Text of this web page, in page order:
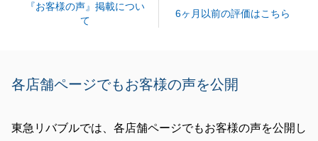
『お客様の声』掲載につい
て
6ヶ月以前の評価はこちら
各店舗ページでもお客様の声を公開
東急リバブルでは、各店舗ページでもお客様の声を公開し